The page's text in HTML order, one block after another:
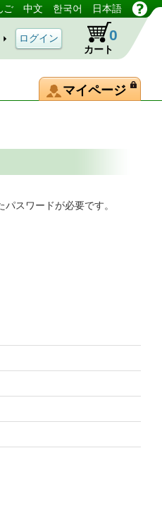
ご 中文 한국어 日本語
カート
0
マイページ
スワードが必要です。